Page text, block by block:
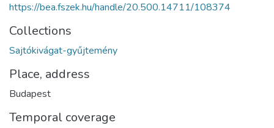
https://bea.fszek.hu/handle/20.500.14711/108374
Collections
Sajtókivágat-gyűjtemény
Place, address
Budapest
Temporal coverage